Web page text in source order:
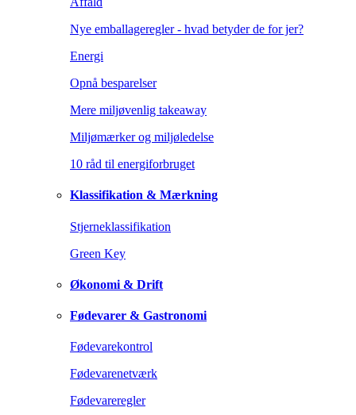
Nye emballageregler - hvad betyder de for jer?
Energi
Opnå besparelser
Mere miljøvenlig takeaway
Miljømærker og miljøledelse
10 råd til energiforbruget
Klassifikation & Mærkning
Stjerneklassifikation
Green Key
Økonomi & Drift
Fødevarer & Gastronomi
Fødevarekontrol
Fødevarenetværk
Fødevareregler